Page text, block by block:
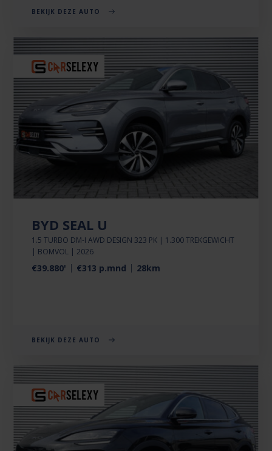
BEKIJK DEZE AUTO
BYD SEAL U
1.5 TURBO DM-I AWD DESIGN 323 PK | 1.300 TREKGEWICHT
| BOMVOL | 2026
€39.880' €313 p.mnd 28km
BEKIJK DEZE AUTO